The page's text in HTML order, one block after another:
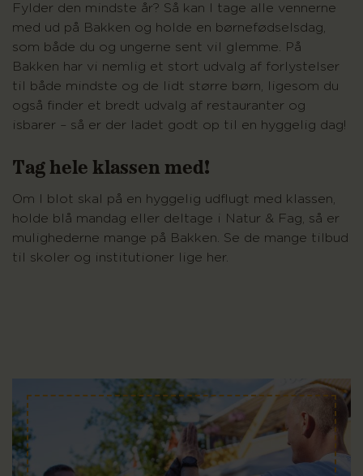
Fylder den mindste år? Så kan I tage alle vennerne
med ud på Bakken og holde en børnefødselsdag,
som både du og ungerne sent vil glemme. På
Bakken har vi nemlig et stort udvalg af forlystelser
til både mindste og de lidt større børn, ligesom du
også finder et bredt udvalg af restauranter og
isbarer – så er der ladet godt op til en hyggelig dag!
Tag hele klassen med!
Om I blot skal på en hyggelig udflugt med klassen,
holde blå mandag eller deltage i Natur & Fag, så er
mulighederne mange på Bakken. Se de mange tilbud
til skoler og institutioner lige her.